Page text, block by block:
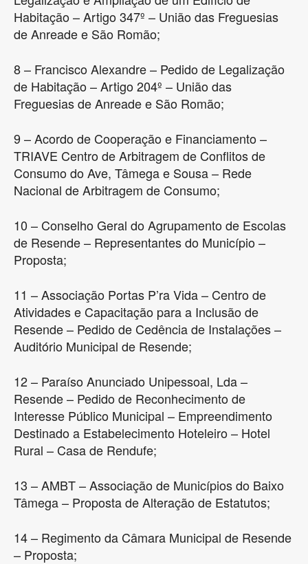
Habitação – Artigo 347º – União das Freguesias
de Anreade e São Romão;
8 – Francisco Alexandre – Pedido de Legalização
de Habitação – Artigo 204º – União das
Freguesias de Anreade e São Romão;
9 – Acordo de Cooperação e Financiamento –
TRIAVE Centro de Arbitragem de Conflitos de
Consumo do Ave, Tâmega e Sousa – Rede
Nacional de Arbitragem de Consumo;
10 – Conselho Geral do Agrupamento de Escolas
de Resende – Representantes do Município –
Proposta;
11 – Associação Portas P’ra Vida – Centro de
Atividades e Capacitação para a Inclusão de
Resende – Pedido de Cedência de Instalações –
Auditório Municipal de Resende;
12 – Paraíso Anunciado Unipessoal, Lda –
Resende – Pedido de Reconhecimento de
Interesse Público Municipal – Empreendimento
Destinado a Estabelecimento Hoteleiro – Hotel
Rural – Casa de Rendufe;
13 – AMBT – Associação de Municípios do Baixo
Tâmega – Proposta de Alteração de Estatutos;
14 – Regimento da Câmara Municipal de Resende
– Proposta;